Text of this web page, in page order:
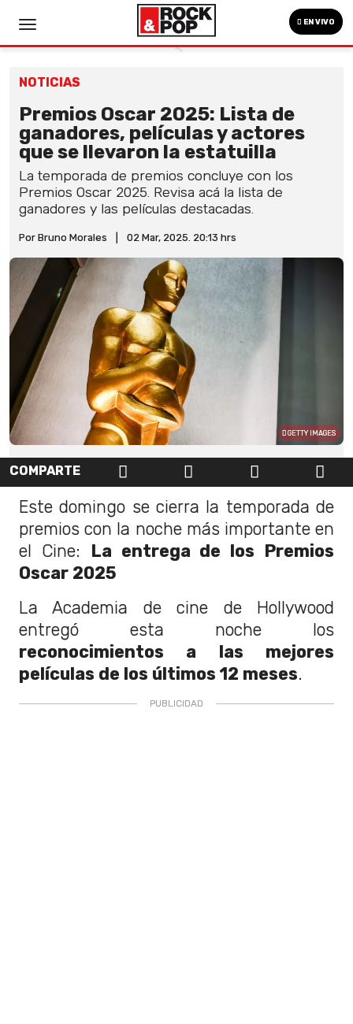
EN VIVO
NOTICIAS
Premios Oscar 2025: Lista de
ganadores, películas y actores
que se llevaron la estatuilla
La temporada de premios concluye con los
Premios Oscar 2025. Revisa acá la lista de
ganadores y las películas destacadas.
Por Bruno Morales 02 Mar, 2025. 20:13 hrs
GETTY IMAGES
COMPARTE
Este domingo se cierra la temporada de
premios con la noche más importante en
el Cine: La entrega de los Premios
Oscar 2025
La Academia de cine de Hollywood
entregó esta noche los
reconocimientos a las mejores
películas de los últimos 12 meses.